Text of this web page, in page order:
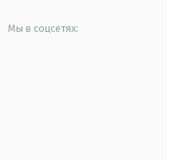
Мы в соцсетях: